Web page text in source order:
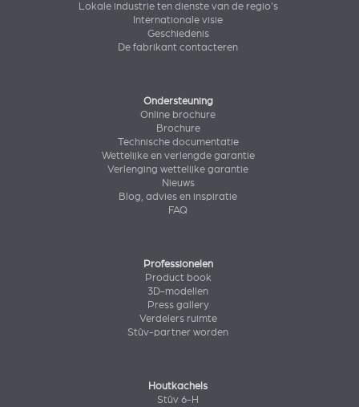
Lokale industrie ten dienste van de regio's
Internationale visie
Geschiedenis
De fabrikant contacteren
Ondersteuning
Online brochure
Brochure
Technische documentatie
Wettelijke en verlengde garantie
Verlenging wettelijke garantie
Nieuws
Blog, advies en inspiratie
FAQ
Professionelen
Product book
3D-modellen
Press gallery
Verdelers ruimte
Stûv-partner worden
Houtkachels
Stûv 6-H